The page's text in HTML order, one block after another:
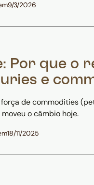
9/3/2026
Por que o
e
de commodities
o câmbio hoje.
18/11/2025